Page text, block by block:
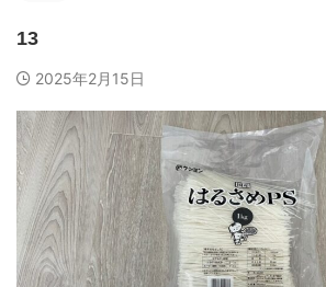
13
2025年2月15日